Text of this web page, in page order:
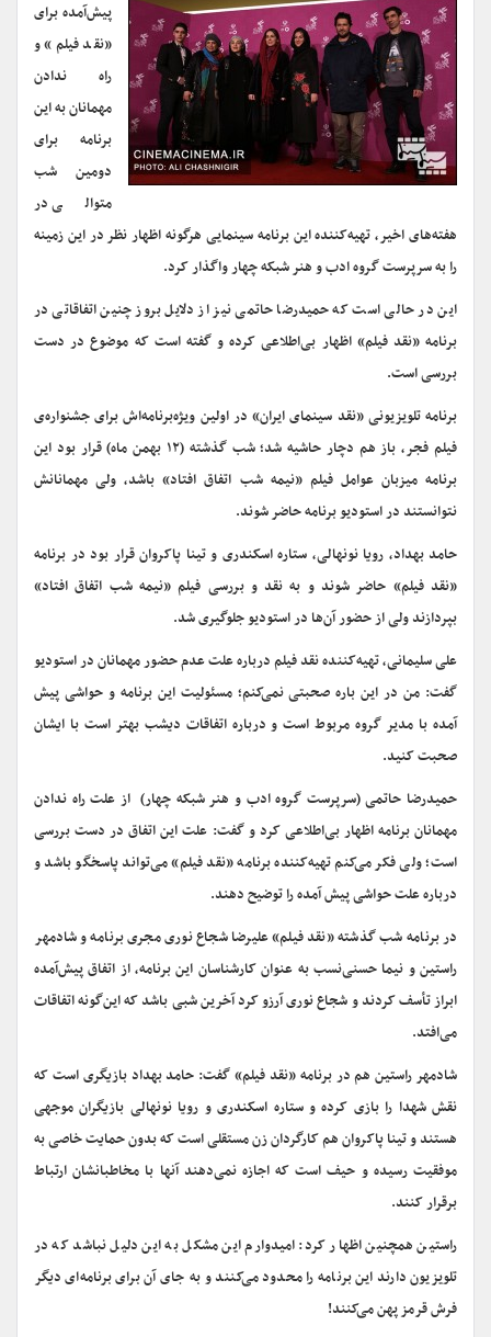
پیش‌آمده برای
«نقد فیلم» و
راه ندادن
مهمانان به این
برنامه برای
دومین شب
متوالی در
هفته‌های اخیر، تهیه‌کننده این برنامه سینمایی هرگونه اظهار نظر در این زمینه
را به سرپرست گروه ادب و هنر شبکه چهار واگذار کرد.
این در حالی است که حمیدرضا حاتمی نیز از دلایل بروز چنین اتفاقاتی در
برنامه «نقد فیلم» اظهار بی‌اطلاعی کرده و گفته است که موضوع در دست
بررسی است.
برنامه تلویزیونی «نقد سینمای ایران» در اولین ‌ویژه‌برنامه‌اش برای جشنواره‌ی
فیلم فجر، باز هم دچار حاشیه شد؛ شب گذشته (۱۲ بهمن ماه) قرار بود این
برنامه میزبان عوامل فیلم «نیمه شب اتفاق افتاد» باشد، ولی مهمانانش
نتوانستند در استودیو برنامه حاضر شوند.
حامد بهداد، رویا نونهالی، ستاره اسکندری و تینا پاکروان قرار بود در برنامه
«نقد فیلم» حاضر شوند و به نقد و بررسی فیلم «نیمه شب اتفاق افتاد»
بپردازند ولی از حضور آن‌ها در استودیو جلوگیری شد.
علی سلیمانی، تهیه‌کننده نقد فیلم درباره علت عدم حضور مهمانان در استودیو
گفت: من در این باره صحبتی نمی‌کنم؛ مسئولیت این برنامه و حواشی پیش
آمده با مدیر گروه مربوط است و درباره اتفاقات دیشب بهتر است با ایشان
صحبت کنید.
حمیدرضا حاتمی (سرپرست گروه ادب و هنر شبکه چهار) از علت راه ندادن
مهمانان برنامه اظهار بی‌اطلاعی کرد و گفت: علت این اتفاق در دست بررسی
است؛ ولی فکر می‌کنم تهیه‌کننده برنامه «نقد فیلم» می‌تواند پاسخگو باشد و
درباره علت حواشی پیش آمده را توضیح دهند.
در برنامه شب گذشته «نقد فیلم» علیرضا شجاع نوری مجری برنامه و شادمهر
راستین و نیما حسنی‌نسب به عنوان کارشناسان این برنامه، از اتفاق پیش‌آمده
ابراز تأسف کردند و شجاع نوری آرزو کرد آخرین شبی باشد که این‌گونه اتفاقات
می‌افتد.
شادمهر راستین هم در برنامه «نقد فیلم» گفت: حامد بهداد بازیگری است که
نقش شهدا را بازی کرده و ستاره اسکندری و رویا نونهالی بازیگران موجهی
هستند و تینا پاکروان هم کارگردان زن مستقلی است که بدون حمایت خاصی به
موفقیت رسیده و حیف است که اجازه نمی‌دهند آنها با مخاطبانشان ارتباط
برقرار کنند.
راستین همچنین اظهار کرد: امیدوارم این مشکل به این دلیل نباشد که در
تلویزیون دارند این برنامه را محدود می‌کنند و به جای آن برای برنامه‌ای دیگر
فرش قرمز پهن می‌کنند!